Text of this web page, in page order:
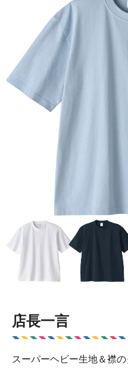
店長一言
スーパーヘビー生地＆襟